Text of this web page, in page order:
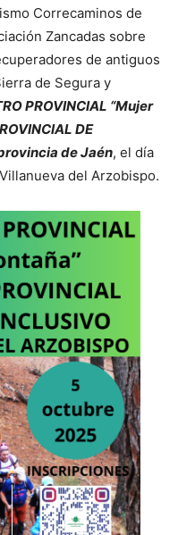
Correcaminos de
Zancadas sobre
de antiguos
de Segura y
PROVINCIAL “Mujer
DE
de Jaén, el día
del Arzobispo.